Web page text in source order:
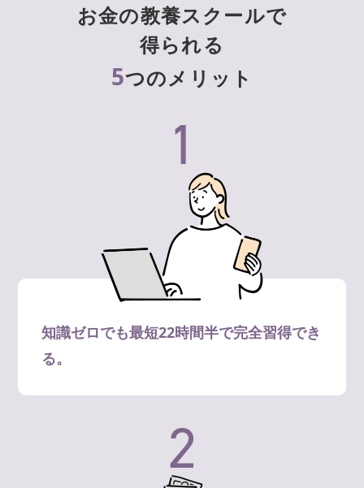
お金の教養スクールで
得られる
5つのメリット
1
知識ゼロでも最短22時間半で完全習得でき
る。
2